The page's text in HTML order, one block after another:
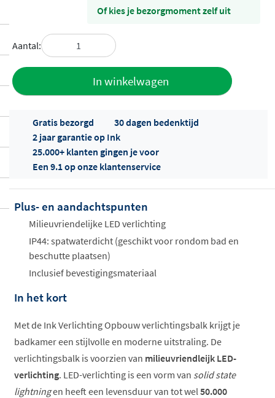
Of kies je bezorgmoment zelf uit
Aantal:
In winkelwagen
Offertes
ophalen...
Gratis bezorgd
30 dagen bedenktijd
2 jaar garantie op Ink
25.000+ klanten gingen je voor
Een 9.1 op onze klantenservice
Plus- en aandachtspunten
Milieuvriendelijke LED verlichting
IP44: spatwaterdicht (geschikt voor rondom bad en
beschutte plaatsen)
Inclusief bevestigingsmateriaal
In het kort
Met de Ink Verlichting Opbouw verlichtingsbalk krijgt je
badkamer een stijlvolle en moderne uitstraling. De
verlichtingsbalk is voorzien van milieuvriendleijk LED-
verlichting. LED-verlichting is een vorm van solid state
lightningen heeft een levensduur van tot wel50.000